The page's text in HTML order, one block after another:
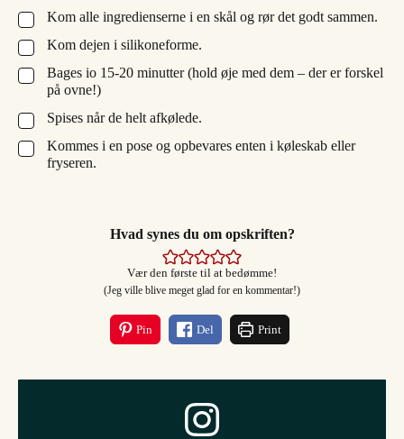
▢
Kom alle ingredienserne i en skål og rør det godt sammen.
▢
Kom dejen i silikoneforme.
▢
Bages io 15-20 minutter (hold øje med dem – der er forskel
på ovne!)
▢
Spises når de helt afkølede.
▢
Kommes i en pose og opbevares enten i køleskab eller
fryseren.
Hvad synes du om opskriften?
Vær den første til at bedømme!
(Jeg ville blive meget glad for en kommentar!)
Pin Del Print